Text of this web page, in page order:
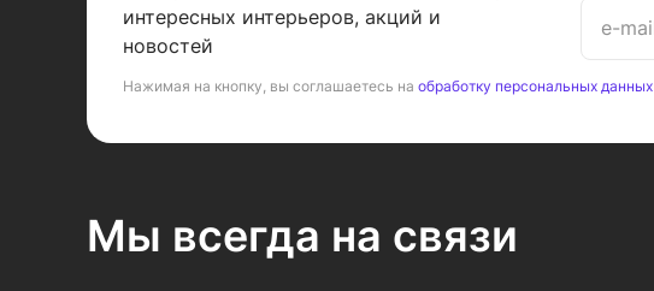
интересных интерьеров, акций и
новостей
Нажимая на кнопку, вы соглашаетесь на обработку персональных данных
Мы всегда на связи